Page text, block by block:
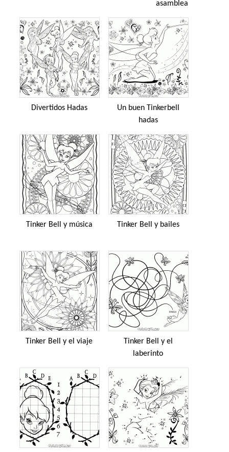
asamblea
Divertidos Hadas
Un buen Tinkerbell
hadas
Tinker Bell y música Tinker Bell y bailes
Tinker Bell y el viaje
Tinker Bell y el
laberinto